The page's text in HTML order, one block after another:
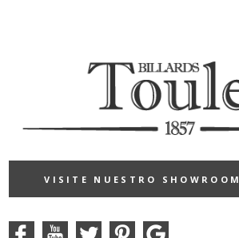
VISITE NUESTRO SHOWROOM